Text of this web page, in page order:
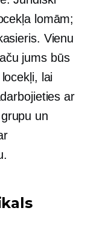
lomām;
Vienu
jums būs
lai
ar
un